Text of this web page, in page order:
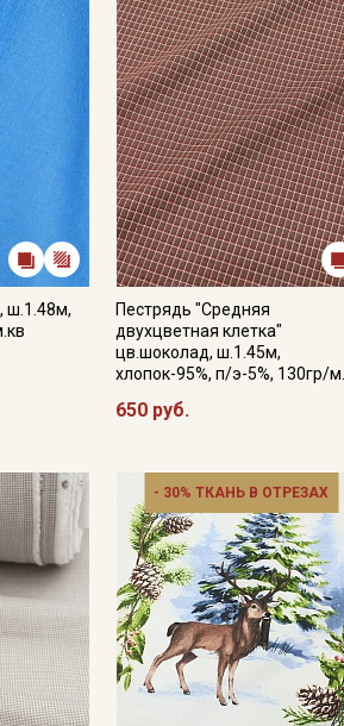
ш.1.48м,
Пестрядь "Средняя
двухцветная клетка"
цв.шоколад, ш.1.45м,
хлопок-95%, п/э-5%, 130гр/
650 руб.
- 30% ТКАНЬ В ОТРЕЗАХ